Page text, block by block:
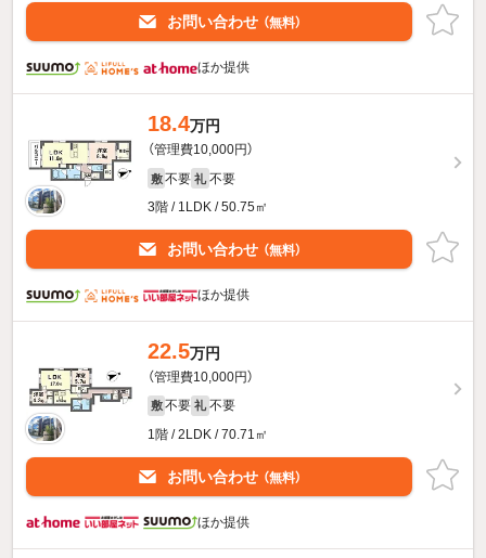
お問い合わせ （無料）
ほか提供
18.4万円
（管理費10,000円）
敷 不要 礼 不要
3階 / 1LDK / 50.75㎡
お問い合わせ （無料）
ほか提供
22.5万円
（管理費10,000円）
敷 不要 礼 不要
1階 / 2LDK / 70.71㎡
お問い合わせ （無料）
ほか提供